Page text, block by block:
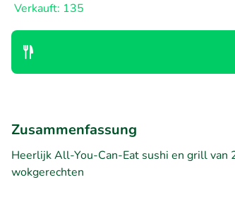
Verkauft: 135
Zusammenfassung
Heerlijk All-You-Can-Eat sushi en grill van
wokgerechten